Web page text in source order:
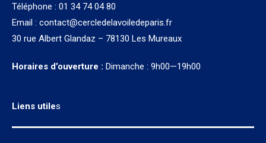
Téléphone : 01 34 74 04 80
Email : contact@cercledelavoiledeparis.fr
30 rue Albert Glandaz – 78130 Les Mureaux
Horaires d’ouverture : Dimanche : 9h00—19h00
Liens utiles